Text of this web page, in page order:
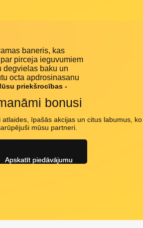
priekšrocības -
bonusi
īpašās akcijas un citus labumus, ko
mūsu partneri.